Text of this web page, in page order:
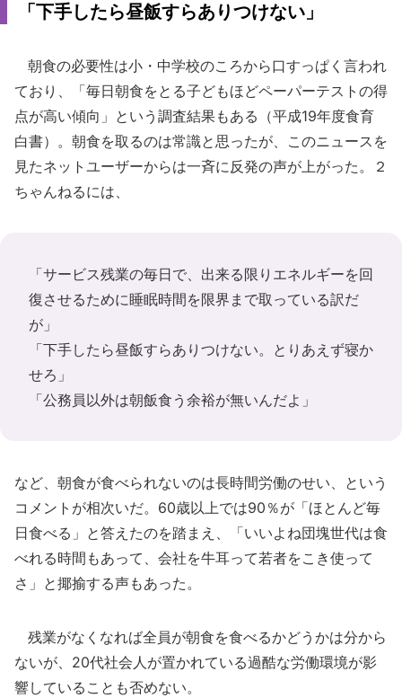
「下手したら昼飯すらありつけない」
朝食の必要性は小・中学校のころから口すっぱく言われ
ており、「毎日朝食をとる子どもほどペーパーテストの得
点が高い傾向」という調査結果もある（平成19年度食育
白書）。朝食を取るのは常識と思ったが、このニュースを
見たネットユーザーからは一斉に反発の声が上がった。２
ちゃんねるには、
「サービス残業の毎日で、出来る限りエネルギーを回
復させるために睡眠時間を限界まで取っている訳だ
が」
「下手したら昼飯すらありつけない。とりあえず寝か
せろ」
「公務員以外は朝飯食う余裕が無いんだよ」
など、朝食が食べられないのは長時間労働のせい、という
コメントが相次いだ。60歳以上では90％が「ほとんど毎
日食べる」と答えたのを踏まえ、「いいよね団塊世代は食
べれる時間もあって、会社を牛耳って若者をこき使って
さ」と揶揄する声もあった。
残業がなくなれば全員が朝食を食べるかどうかは分から
ないが、20代社会人が置かれている過酷な労働環境が影
響していることも否めない。